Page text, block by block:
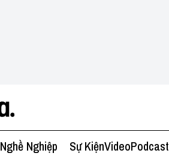
Nghề Nghiệp Sự KiệnVideoPodcast